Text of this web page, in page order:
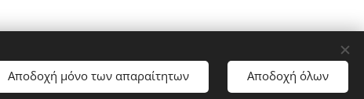
nΥλοποιήθηκε από τη Webnode Cookies
Αποδοχή μόνο των απαραίτητων Αποδοχή όλων